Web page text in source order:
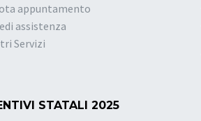
appuntamento
assistenza
Servizi
STATALI 2025